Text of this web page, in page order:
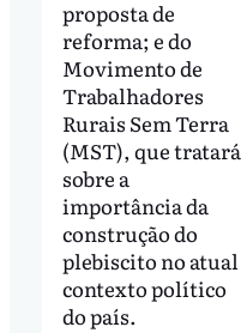
proposta de
reforma; e do
Movimento de
Trabalhadores
Rurais Sem Terra
(MST), que tratará
sobre a
importância da
construção do
plebiscito no atual
contexto político
do país.